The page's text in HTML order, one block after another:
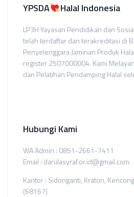
YPSDA Halal Indonesia
LP3H Yayasan Pendidikan dan
telah terdaftar dan terakreditasi di
Penyelenggara Jaminan Produk
register 2507000004. Kami
dan Pelatihan Pendamping Halal
Hubungi Kami
WA Admin : 0851-2661-7411
Email : darulasyraf.or.id@gmail.com
Kantor : Sidonganti, Kraton,
(68167)